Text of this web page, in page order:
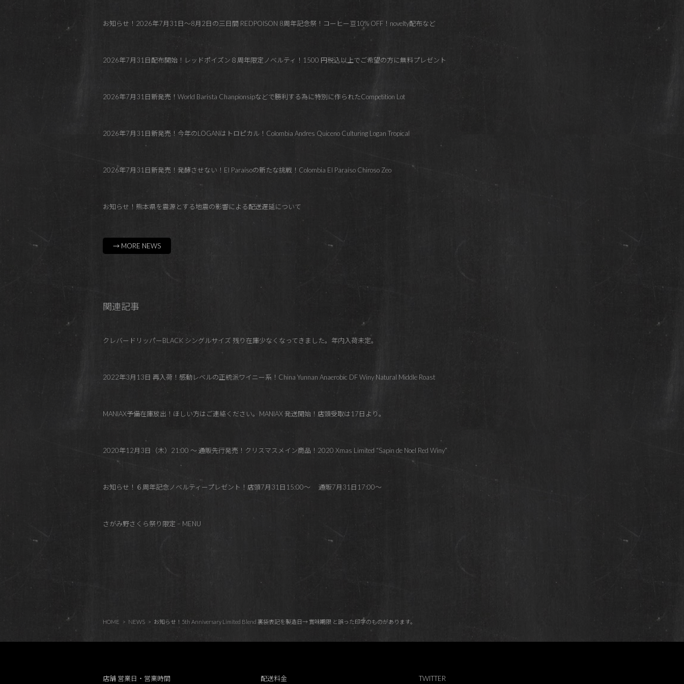
お知らせ！2026年7月31日～8月2日の三日間 REDPOISON 8周年記念祭！コーヒー豆10% OFF！novelty配布など
2026年7月31日配布開始！レッドポイズン８周年限定ノベルティ！1500 円税込以上でご希望の方に無料プレゼント
2026年7月31日新発売！World Barista Chanpionsipなどで勝利する為に特別に作られたCompetition Lot
2026年7月31日新発売！今年のLOGANはトロピカル！Colombia Andres Quiceno Culturing Logan Tropical
2026年7月31日新発売！発酵させない！El Paraísoの新たな挑戦！Colombia El Paraíso Chiroso Zeo
お知らせ！熊本県を震源とする地震の影響による配送遅延について
→ MORE NEWS
関連記事
クレバードリッパーBLACK シングルサイズ 残り在庫少なくなってきました。年内入荷未定。
2022年3月13日 再入荷！感動レベルの正統派ワイニー系！China Yunnan Anaerobic DF Winy Natural Middle Roast
MANIAX予備在庫放出！ほしい方はご連絡ください。MANIAX 発送開始！店頭受取は17日より。
2020年12月3日（木）21:00 ～ 通販先行発売！クリスマスメイン商品！2020 Xmas Limited “Sapin de Noel Red Winy”
お知らせ！６周年記念ノベルティープレゼント！店頭7月31日15:00～ 通販7月31日17:00～
さがみ野さくら祭り限定 – MENU
HOME NEWS お知らせ！5th Anniversary Limited Blend 裏袋表記を製造日→ 賞味期限 と誤った印字のものがあります。
店舗 営業日・営業時間
配送料金
TWITTER